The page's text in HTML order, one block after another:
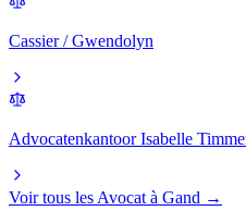
Cassier / Gwendolyn
Advocatenkantoor Isabelle
Voir tous les Avocat à Gand →